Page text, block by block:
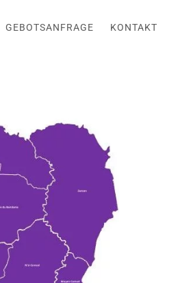
GEBOTSANFRAGE KONTAKT